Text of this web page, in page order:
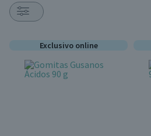
Exclusivo online